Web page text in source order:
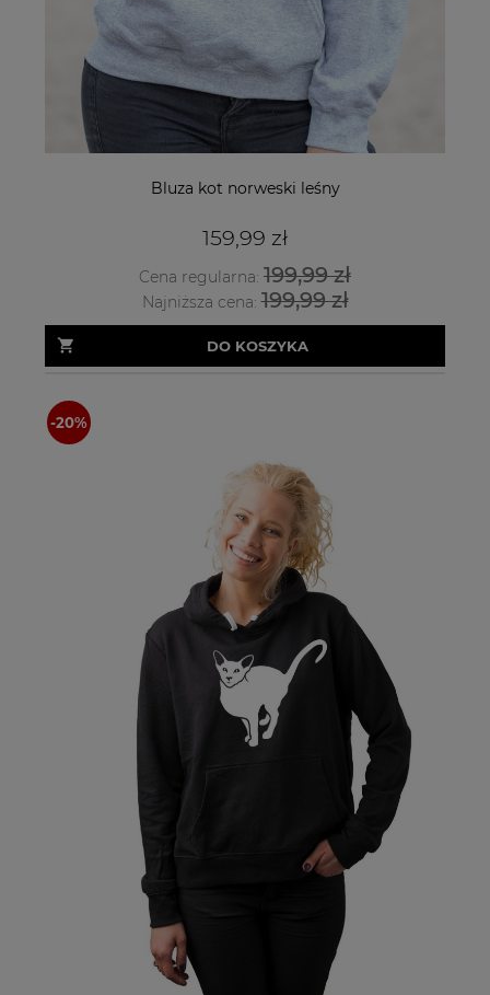
Bluza kot norweski leśny
159,99 zł
Cena regularna: 199,99 zł
Najniższa cena:199,99 zł
DO KOSZYKA